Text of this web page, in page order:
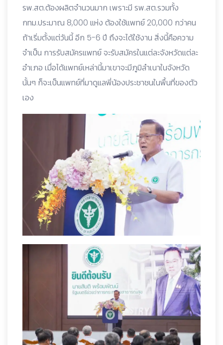
รพ.สต.ต้องผลิตจำนวนมาก เพราะมี รพ.สต.รวมทั้ง
กทม.ประมาณ 8,000 แห่ง ต้องใช้แพทย์ 20,000 กว่าคน
ถ้าเริ่มตั้งแต่วันนี้ อีก 5-6 ปี ถึงจะได้ใช้งาน สิ่งนี้คือความ
จำเป็น การรับสมัครแพทย์ จะรับสมัครในแต่ละจังหวัดแต่ละ
อำเภอ เมื่อได้แพทย์เหล่านี้มาเขาจะมีภูมิลำเนาในจังหวัด
นั้นๆ ก็จะเป็นแพทย์ที่มาดูแลพี่น้องประชาชนในพื้นที่ของตัว
เอง